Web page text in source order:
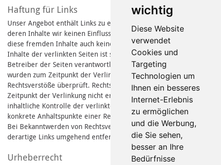
wichtig
Diese Website
verwendet
Cookies und
Targeting
Technologien um
Ihnen ein besseres
Internet-Erlebnis
zu ermöglichen
und die Werbung,
die Sie sehen,
besser an Ihre
Bedürfnisse
Haftung für Links
Unser Angebot enthält Links zu externen Webseiten Dritter, auf
deren Inhalte wir keinen Einfluss haben. Deshalb können wir für
diese fremden Inhalte auch keine Gewähr übernehmen. Für die
Inhalte der verlinkten Seiten ist stets der jeweilige Anbieter oder
Betreiber der Seiten verantwortlich. Die verlinkten Seiten
wurden zum Zeitpunkt der Verlinkung auf mögliche
Rechtsverstöße überprüft. Rechtswidrige Inhalte waren zum
Zeitpunkt der Verlinkung nicht erkennbar. Eine permanente
inhaltliche Kontrolle der verlinkten Seiten ist jedoch ohne
konkrete Anhaltspunkte einer Rechtsverletzung nicht zumutbar.
Bei Bekanntwerden von Rechtsverletzungen werden wir
derartige Links umgehend entfernen.
Urheberrecht